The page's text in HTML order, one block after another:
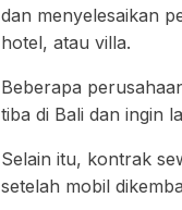
dan menyelesaikan
hotel, atau villa.
Beberapa
tiba di Bali dan ingin
Selain itu, kontrak
setelah mobil